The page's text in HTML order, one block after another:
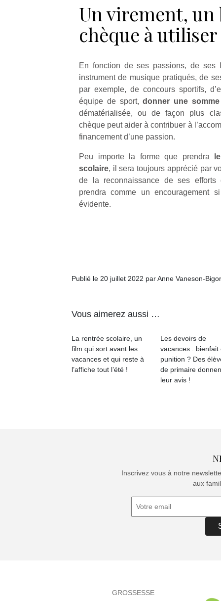
Un virement,
chèque à
En fonction de ses passions, de ses
instrument de musique pratiqués, de
par exemple, de concours sportifs,
équipe de sport,donner une somme
dématérialisée, ou de façon plus
chèque peut aider à contribuer à
financement d’une passion.
Peu importe la forme que prendra
scolaire, il sera toujours apprécié par
de la reconnaissance de ses efforts
prendra comme un encouragement
évidente.
Publié le 20 juillet 2022 par Anne Vaneson-
Vous aimerez aussi …
La rentrée scolaire, un
film qui sort avant les
vacances et qui reste à
l’affiche tout l’été !
Les devoirs de
vacances : bienfait
punition ? Des
de primaire
leur avis !
Inscrivez vous à notre
aux
GROSSESSE